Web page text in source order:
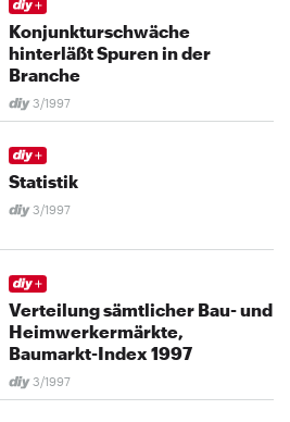
Konjunkturschwäche
hinterläßt Spuren in der
Branche
3/1997
Statistik
3/1997
Verteilung sämtlicher Bau- und
Heimwerkermärkte,
Baumarkt-Index 1997
3/1997